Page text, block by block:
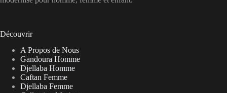
Découvrir
A Propos de Nous
Gandoura Homme
Djellaba Homme
Caftan Femme
Djellaba Femme